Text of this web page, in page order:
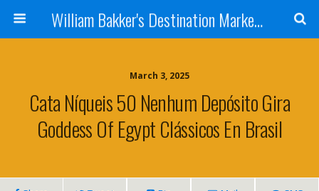
William Bakker's Destination Marketing blog
March 3, 2025
Cata Níqueis 50 Nenhum Depósito Gira
Goddess Of Egypt Clássicos En Brasil